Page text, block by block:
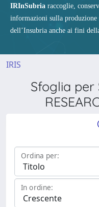
IRInSubria raccoglie,
informazioni sulla
dell’Insubria anche ai fini
IRIS
Sfoglia per
Ordina per:
In ordine: